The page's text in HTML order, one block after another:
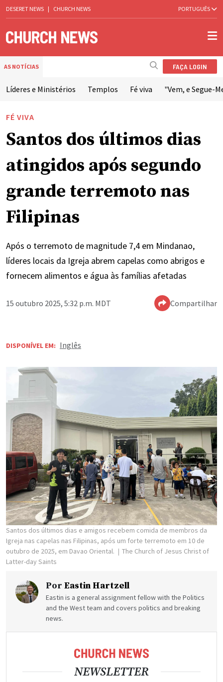
DESERET NEWS | CHURCH NEWS PORTUGUÊS
AS NOTÍCIAS FAÇA LOGIN
Líderes e Ministérios Templos Fé viva "Vem, e Segue-
FÉ VIVA
Santos dos últimos dias
atingidos após segundo
grande terremoto nas
Filipinas
Após o terremoto de magnitude 7,4 em Mindanao,
líderes locais da Igreja abrem capelas como abrigos e
fornecem alimentos e água às famílias afetadas
15 outubro 2025, 5:32 p.m. MDT Compartilhar
DISPONÍVEL EM: Inglês
Santos dos últimos dias e amigos recebem comida de membros da
Igreja nas capelas nas Filipinas, após um forte terremoto em 10 de
outubro de 2025, em Davao Oriental.
The Church of Jesus Christ of
Latter-day Saints
Por Eastin Hartzell
Eastin is a general assignment fellow with the Politics
and the West team and covers politics and breaking
news.
NEWSLETTER